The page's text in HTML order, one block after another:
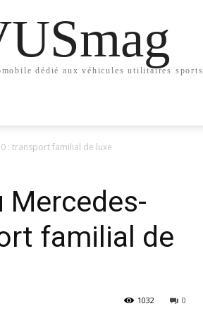
dédié aux véhicules utilitaires sports
: transport familial de luxe
Mercedes-
familial de
0
1032